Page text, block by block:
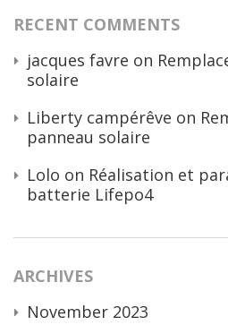
RECENT COMMENTS
jacques favre on
solaire
Liberty campérêve on
panneau solaire
Lolo on Réalisation et
batterie Lifepo4
ARCHIVES
November 2023